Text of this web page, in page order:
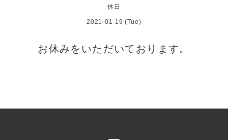
休日
2021-01-19 (Tue)
お休みをいただいております。